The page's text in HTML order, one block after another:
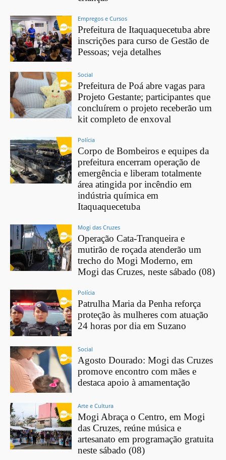
Empregos e Cursos
Prefeitura de Itaquaquecetuba abre
inscrições para curso de Gestão de
Pessoas; veja detalhes
Social
Prefeitura de Poá abre vagas para
Projeto Gestante; participantes que
concluírem o projeto receberão um
kit completo de enxoval
Polícia
Corpo de Bombeiros e equipes da
prefeitura encerram operação de
emergência e liberam totalmente
área atingida por incêndio em
indústria química em
Itaquaquecetuba
Mogi das Cruzes
Operação Cata-Tranqueira e
mutirão de roçada atenderão um
trecho do Mogi Moderno, em
Mogi das Cruzes, neste sábado (08)
Polícia
Patrulha Maria da Penha reforça
proteção às mulheres com atuação
24 horas por dia em Suzano
Social
Agosto Dourado: Mogi das Cruzes
promove encontro com mães e
destaca apoio à amamentação
Arte e Cultura
Mogi Abraça o Centro, em Mogi
das Cruzes, reúne música e
artesanato em programação gratuita
neste sábado (08)